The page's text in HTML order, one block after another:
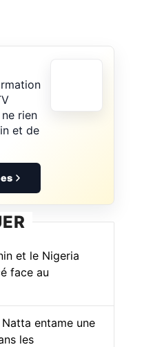
rien
et de
et le Nigeria
face au
entame une
les